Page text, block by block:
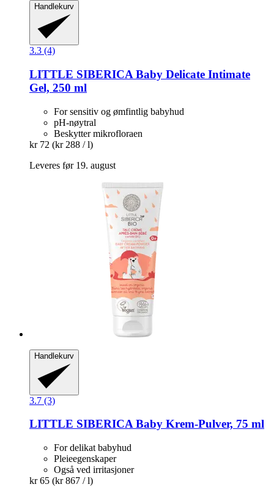
Handlekurv
3.3 (4)
LITTLE SIBERICA Baby Delicate Intimate
Gel, 250 ml
For sensitiv og ømfintlig babyhud
pH-nøytral
Beskytter mikrofloraen
kr 72 (kr 288 / l)
Leveres før 19. august
Handlekurv
3.7 (3)
LITTLE SIBERICABaby Krem-​Pulver, 75 ml
For delikat babyhud
Pleieegenskaper
Også ved irritasjoner
kr 65 (kr 867 / l)